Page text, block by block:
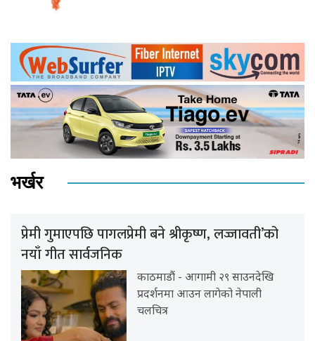
भर्खर
प्रेमी गुमाएपछि पागलप्रेमी बने श्रीकृष्ण, लज्जावती’को
नयाँ गीत सार्वजनिक
काठमाडौं - आगामी २९ साउनदेखि
प्रदर्शनमा आउन लागेको नेपाली
चलचित्र